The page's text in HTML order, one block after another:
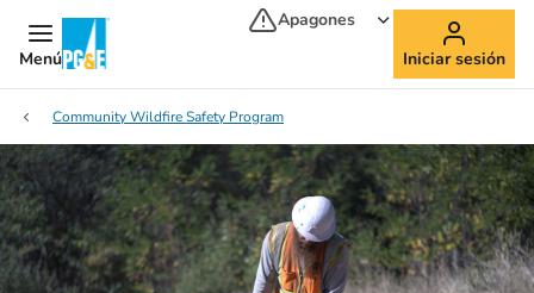
Menú
Apagones
Iniciar sesión
Community Wildfire Safety Program